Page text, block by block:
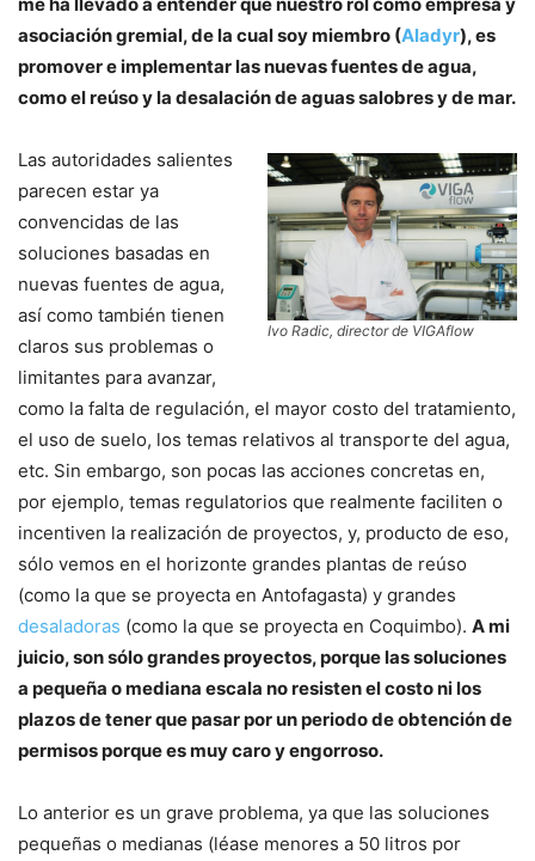
asociación gremial, de la cual soy miembro (Aladyr), es
promover e implementar las nuevas fuentes de agua,
como el reúso y la desalación de aguas salobres y de mar.
Ivo Radic, director de VIGAflow
Las autoridades salientes
parecen estar ya
convencidas de las
soluciones basadas en
nuevas fuentes de agua,
así como también tienen
claros sus problemas o
limitantes para avanzar,
como la falta de regulación, el mayor costo del tratamiento,
el uso de suelo, los temas relativos al transporte del agua,
etc. Sin embargo, son pocas las acciones concretas en,
por ejemplo, temas regulatorios que realmente faciliten o
incentiven la realización de proyectos, y, producto de eso,
sólo vemos en el horizonte grandes plantas de reúso
(como la que se proyecta en Antofagasta) y grandes
desaladoras (como la que se proyecta en Coquimbo). A mi
juicio, son sólo grandes proyectos, porque las soluciones
a pequeña o mediana escala no resisten el costo ni los
plazos de tener que pasar por un periodo de obtención de
permisos porque es muy caro y engorroso.
Lo anterior es un grave problema, ya que las soluciones
pequeñas o medianas (léase menores a 50 litros por